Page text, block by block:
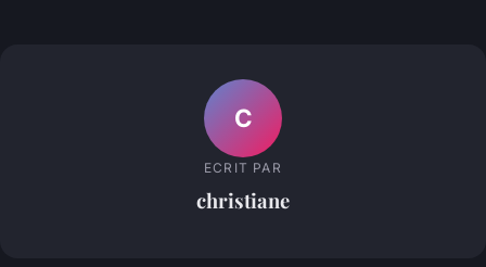
C
ECRIT PAR
christiane